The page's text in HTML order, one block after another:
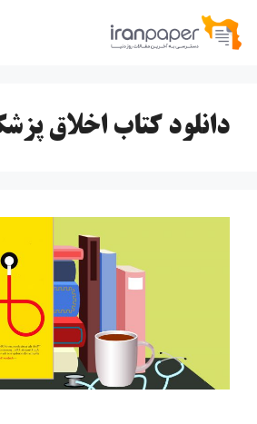
پرش
دانلود کتاب اخلاق